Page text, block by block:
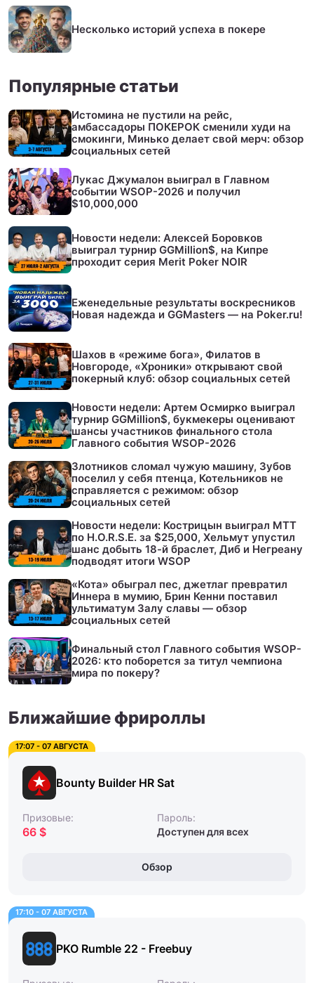
Несколько историй успеха в покере
Популярные статьи
Истомина не пустили на рейс,
амбассадоры ПОКЕРОК сменили худи на
смокинги, Минько делает свой мерч: обзор
социальных сетей
Лукас Джумалон выиграл в Главном
событии WSOP-2026 и получил
$10,000,000
Новости недели: Алексей Боровков
выиграл турнир GGMillion$, на Кипре
проходит серия Merit Poker NOIR
Еженедельные результаты воскресников
Новая надежда и GGMasters — на Poker.ru!
Шахов в «режиме бога», Филатов в
Новгороде, «Хроники» открывают свой
покерный клуб: обзор социальных сетей
Новости недели: Артем Осмирко выиграл
турнир GGMillion$, букмекеры оценивают
шансы участников финального стола
Главного события WSOP-2026
Злотников сломал чужую машину, Зубов
поселил у себя птенца, Котельников не
справляется с режимом: обзор
социальных сетей
Новости недели: Кострицын выиграл МТТ
по H.O.R.S.E. за $25,000, Хельмут упустил
шанс добыть 18-й браслет, Диб и Негреану
подводят итоги WSOP
«Кота» обыграл пес, джетлаг превратил
Иннера в мумию, Брин Кенни поставил
ультиматум Залу славы — обзор
социальных сетей
Финальный стол Главного события WSOP-
2026: кто поборется за титул чемпиона
мира по покеру?
Ближайшие фрироллы
17:07 - 07 АВГУСТА
Bounty Builder HR Sat
Призовые:
66 $
Пароль:
Доступен для всех
Обзор
17:10 - 07 АВГУСТА
PKO Rumble 22 - Freebuy